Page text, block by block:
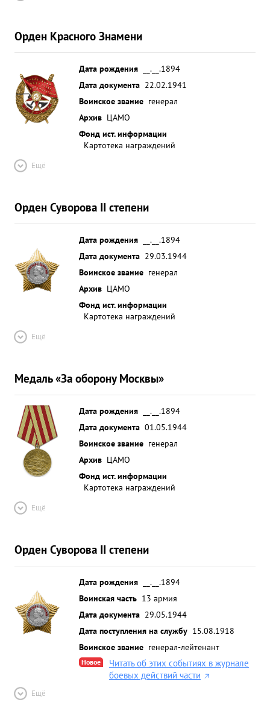
Орден Красного Знамени
Дата рождения
__.__.1894
Дата документа 22.02.1941
Воинское звание генерал
Архив ЦАМО
Фонд ист. информации
Картотека награждений
Ещё
Орден Суворова II степени
Дата рождения
__.__.1894
Дата документа 29.03.1944
Воинское звание генерал
Архив ЦАМО
Фонд ист. информации
Картотека награждений
Ещё
Медаль «За оборону Москвы»
Дата рождения
__.__.1894
Дата документа 01.05.1944
Воинское звание генерал
Архив ЦАМО
Фонд ист. информации
Картотека награждений
Ещё
Орден Суворова II степени
Дата рождения
__.__.1894
Воинская часть 13 армия
Дата документа 29.05.1944
Дата поступления на службу 15.08.1918
Воинское звание генерал-лейтенант
Новое
Читать об этих событиях в журнале
боевых действий части
Ещё